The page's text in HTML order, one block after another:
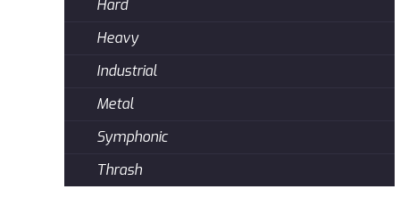
Hard
Heavy
Industrial
Metal
Symphonic
Thrash